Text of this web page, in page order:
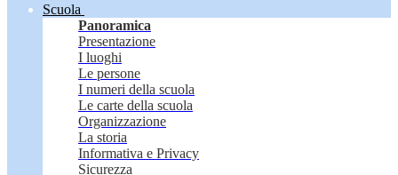
Scuola
Panoramica
Presentazione
I luoghi
Le persone
I numeri della scuola
Le carte della scuola
Organizzazione
La storia
Informativa e Privacy
Sicurezza